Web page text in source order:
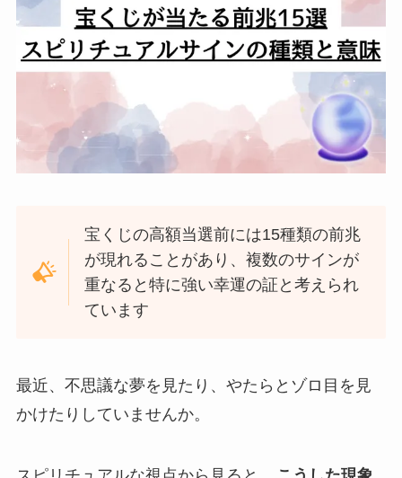
宝くじの高額当選前には15種類の前兆
が現れることがあり、複数のサインが
重なると特に強い幸運の証と考えられ
ています
最近、不思議な夢を見たり、やたらとゾロ目を見
かけたりしていませんか。